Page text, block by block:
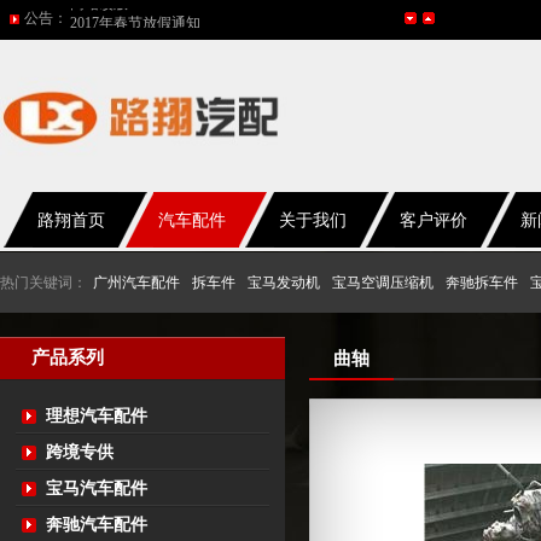
公告： 五一放假通知
2015年国庆节放假通知
路翔首页 汽车配件 关于我们 客户评价
热门关键词： 广州汽车配件 拆车件 宝马发动机 宝马空调压缩机 奔驰拆车件
产品系列
理想汽车配件
跨境专供
宝马汽车配件
奔驰汽车配件
曲轴